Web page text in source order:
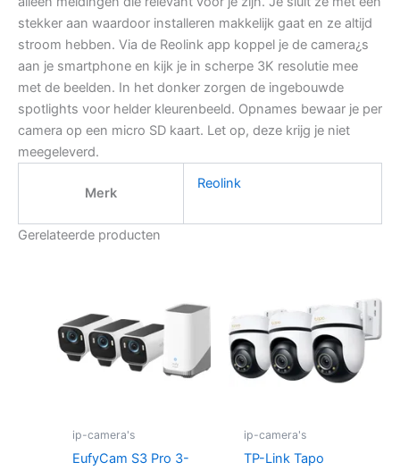
stekker aan waardoor installeren makkelijk gaat en ze altijd
stroom hebben. Via de Reolink app koppel je de camera¿s
aan je smartphone en kijk je in scherpe 3K resolutie mee
met de beelden. In het donker zorgen de ingebouwde
spotlights voor helder kleurenbeeld. Opnames bewaar je per
camera op een micro SD kaart. Let op, deze krijg je niet
meegeleverd.
Merk
Reolink
Gerelateerde producten
ip-camera's
EufyCam S3 Pro 3-
ip-camera's
TP-Link Tapo